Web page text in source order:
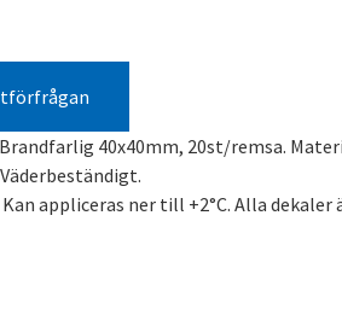
Brandfarlig 40x40mm, 20st/remsa.
Kan appliceras ner till +2°C. Alla